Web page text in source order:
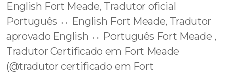
English Fort Meade, Tradutor oficial
Português ↔️ English Fort Meade, Tradutor
aprovado English ↔️ Português Fort Meade ,
Tradutor Certificado em Fort Meade
(@tradutor certificado em Fort